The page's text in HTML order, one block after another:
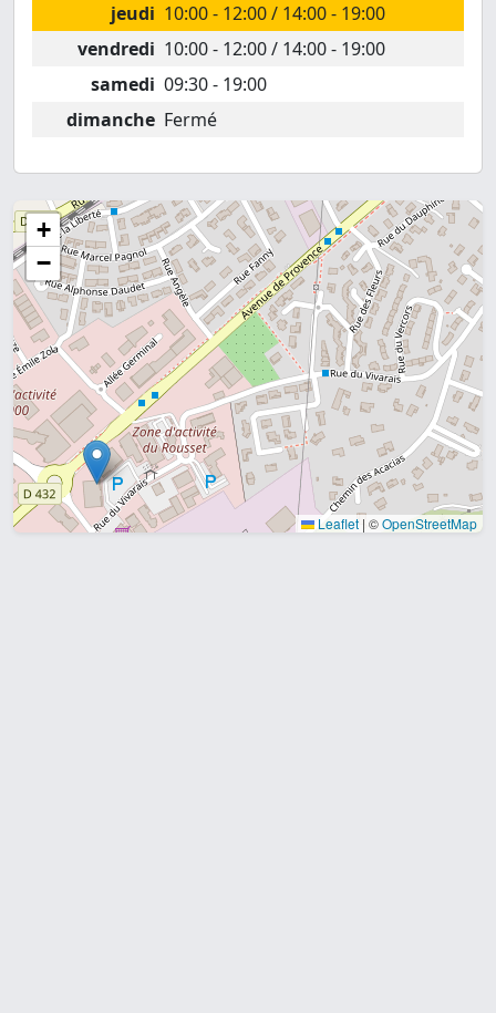
jeudi 10:00 - 12:00 / 14:00 - 19:00
vendredi 10:00 - 12:00 / 14:00 - 19:00
samedi 09:30 - 19:00
dimanche Fermé
+
−
Leaflet | ©OpenStreetMap